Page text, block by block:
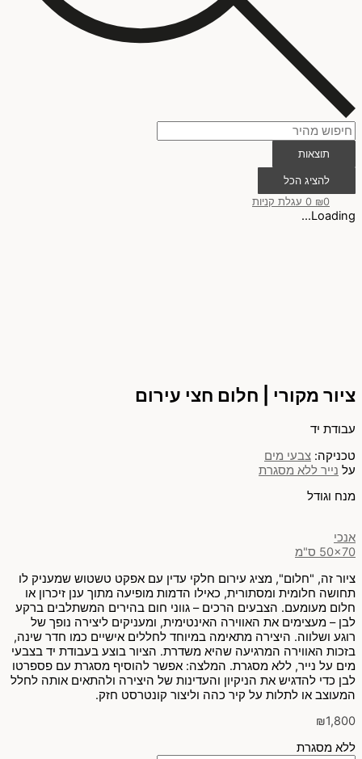
תוצאות
להציג הכל
₪0
0 עגלת קניות
Loading...
ציור מקורי | חלום חצי עירום
עבודת יד
טכניקה: צבעי מים
על נייר ללא מסגרת
מנח וגודל
אנכי
50x70 ס"מ
ציור זה, "חלום", מציג עירום חלקי עדין עם אפקט טשטוש שמעניק לו
תחושה חלומית ומסתורית, כאילו הדמות מופיעה מתוך ענן זיכרון או
חלום מעומעם. הצבעים הרכים – גווני חום בהירים המשתלבים ברקע
לבן – מעצימים את האווירה האינטימית, ומעניקים ליצירה נופך של
רוגע ושלווה. היצירה מתאימה במיוחד לחללים אישיים כמו חדר שינה,
בזכות האווירה המרגיעה שהיא משדרת. הציור בוצע בעבודת יד בצבעי
מים על נייר, ללא מסגרת. המלצה: אפשר להוסיף מסגרת עם פספרטו
לבן כדי להדגיש את הניקיון והעדינות של היצירה ולהתאים אותה לחלל
המעוצב או לתלות על קיר כהה וליצור קונטרסט חזק.
₪1,800
ללא מסגרת